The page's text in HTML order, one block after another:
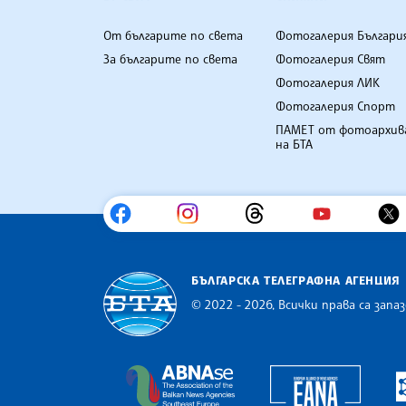
От българите по света
За българите по света
Фотогалерия
Фотогалерия Свят
Фотогалерия ЛИК
Фотогалерия Спорт
ПАМЕТ от
на БТА
БЪЛГАРСКА ТЕЛЕГРАФНА АГЕНЦИЯ
© 2022 - 2026, Всички права са
The Assocoation of the